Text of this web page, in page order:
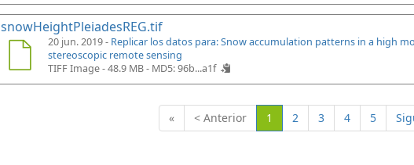
snowHeightPleiadesREG.tif
20 jun. 2019 - Replicar los datos para: Snow accumulation patterns in a high
stereoscopic remote sensing
TIFF Image - 48.9 MB - MD5: 96b...a1f
« < Anterior 1 (Actual)
2 3 4 5